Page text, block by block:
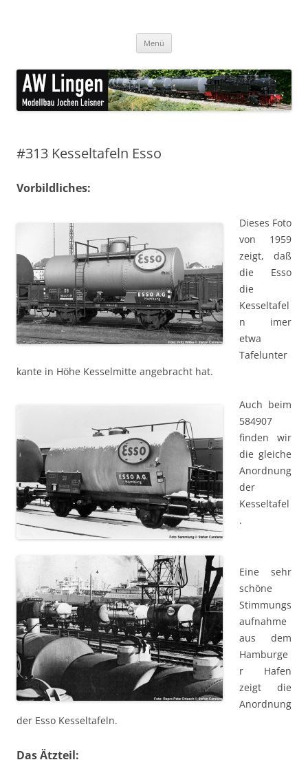
Menü
#313 Kesseltafeln Esso
Vorbildliches:
Dieses Foto
von 1959
zeigt, daß
die Esso
die
Kesseltafel
n imer
etwa
Tafelunter
kante in Höhe Kesselmitte angebracht hat.
Auch beim
584907
finden wir
die gleiche
Anordnung
der
Kesseltafel
.
Eine sehr
schöne
Stimmungs
aufnahme
aus dem
Hamburge
r Hafen
zeigt die
Anordnung
der Esso Kesseltafeln.
Das Ätzteil: